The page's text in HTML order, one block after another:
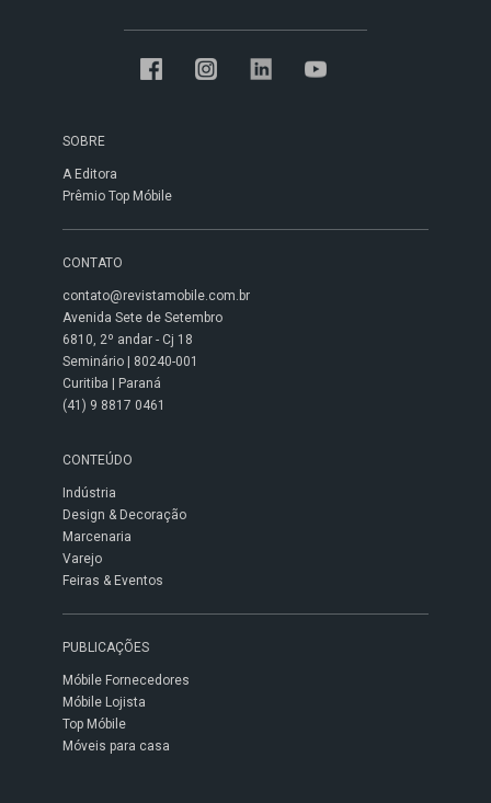
SOBRE
A Editora
Prêmio Top Móbile
CONTATO
contato@revistamobile.com.br
Avenida Sete de Setembro
6810, 2º andar - Cj 18
Seminário | 80240-001
Curitiba | Paraná
(41) 9 8817 0461
CONTEÚDO
Indústria
Design & Decoração
Marcenaria
Varejo
Feiras & Eventos
PUBLICAÇÕES
Móbile Fornecedores
Móbile Lojista
Top Móbile
Móveis para casa